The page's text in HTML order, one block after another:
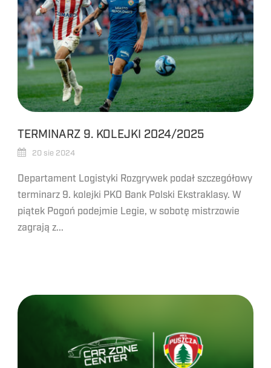
TERMINARZ 9. KOLEJKI 2024/2025
20 sie 2024
Departament Logistyki Rozgrywek podał szczegółowy
terminarz 9. kolejki PKO Bank Polski Ekstraklasy. W
piątek Pogoń podejmie Legie, w sobotę mistrzowie
zagrają z...